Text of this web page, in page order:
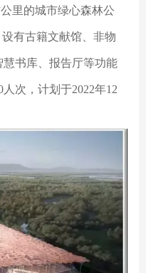
里的城市绿心森林公
有古籍文献馆、非物
书库、报告厅等功能
次，计划于2022年12